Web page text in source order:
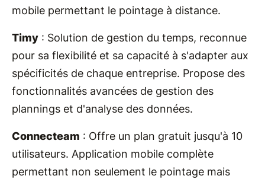
mobile permettant le pointage à distance.
Timy : Solution de gestion du temps, reconnue
pour sa flexibilité et sa capacité à s'adapter aux
spécificités de chaque entreprise. Propose des
fonctionnalités avancées de gestion des
plannings et d'analyse des données.
Connecteam : Offre un plan gratuit jusqu'à 10
utilisateurs. Application mobile complète
permettant non seulement le pointage mais